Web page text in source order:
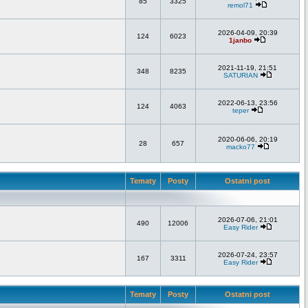
remol71
124 6023
2026-04-09, 20:39
1janbo
348 8235
2021-11-19, 21:51
SATURIAN
124 4063
2022-06-13, 23:56
teper
28 657
2020-06-06, 20:19
macko77
Tematy Posty Ostatni post
490 12006
2026-07-06, 21:01
Easy Rider
167 3311
2026-07-24, 23:57
Easy Rider
Tematy Posty Ostatni post